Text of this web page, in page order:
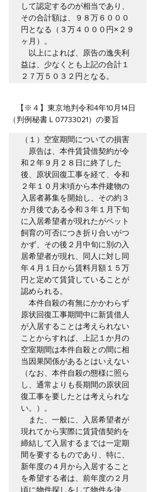
して認定するのが相当であり、
その合計額は、９８万６０００
円となる（３万４０００円×２９
ヶ月）。
以上によれば、原告の逸失利
益は、少なくとも上記の合計１
２７万５０３２円となる。
【※４】東京地判令和4年10月14日
（判例秘書Ｌ07733021）の要旨
（１）空室期間についての損害
原告は、本件賃貸借契約が令
和２年９月２８日に終了した
後、原状回復工事を経て、令和
２年１０月末頃から本件建物の
入居者募集を開始し、その約３
か月後である令和３年１月下旬
に入居希望者が現れたがペット
飼育の可否につき折り合いがつ
かず、その後２月中旬に別の入
居希望者が現れ、同人に対し同
年４月１日から賃料月額１５万
円と定めて賃貸していることが
認められる。
本件自殺の有無にかかわらず
原状回復工事期間中に新賃借人
が入居することは考えられない
ことからすれば、上記１か月の
空室期間は本件自殺との間に相
当因果関係があるとはいえない
（なお、本件自殺の態様に照ら
し、通常よりも長期間の原状回
復工事を要したとは考えられな
い。）。
また、一般に、入居希望者が
現れてから実際に賃貸借契約を
締結して入居するまでは一定期
間を要するものであり、特に、
新年度の４月から入居すること
を希望する者は、前年度の２月
頃に物件探しをして物件を決